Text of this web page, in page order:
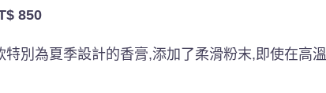
850
別為夏季設計的香膏,添加了柔滑粉末,即使在高溫